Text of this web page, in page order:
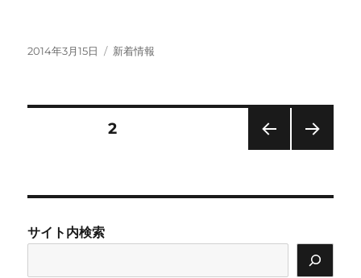
投
2014年3月15日
カ
新着情報
の
ペ
固定ページ2
サイト内検索